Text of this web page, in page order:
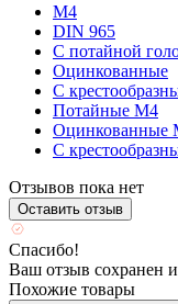
М4
DIN 965
С потайной
Оцинкованные
С
Потайные М4
Оцинкованные
С
Отзывов пока нет
Оставить отзыв
Спасибо!
Ваш отзыв сохранен
Похожие товары